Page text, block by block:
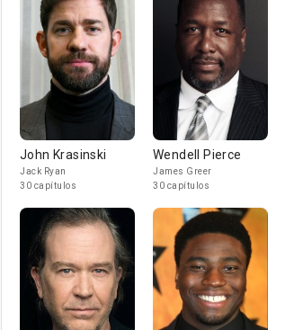
John Krasinski
Jack Ryan
30 capítulos
Wendell Pierce
James Greer
30 capítulos